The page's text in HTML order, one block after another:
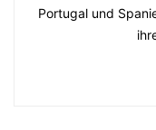
Portugal und